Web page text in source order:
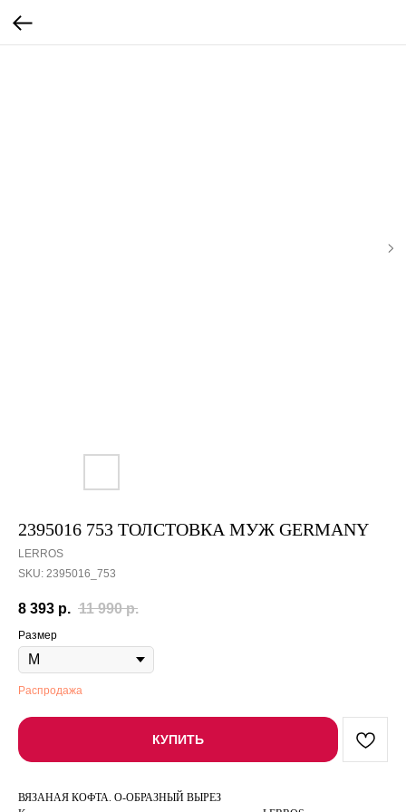
2395016 753 ТОЛСТОВКА МУЖ GERMANY
LERROS
SKU: 2395016_753
8 393 р. 11 990 р.
Размер
Распродажа
КУПИТЬ
ВЯЗАНАЯ КОФТА. О-ОБРАЗНЫЙ ВЫРЕЗ